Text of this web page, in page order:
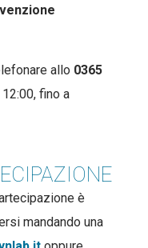
allo 0365
fino a
è
mandando una